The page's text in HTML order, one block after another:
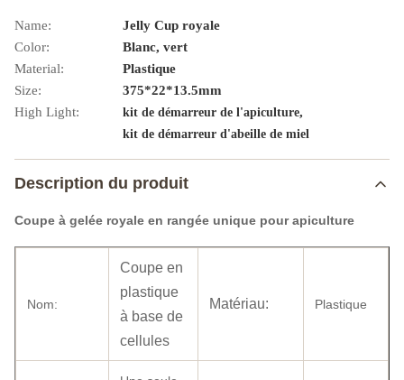
Name:
Jelly Cup royale
Color:
Blanc, vert
Material:
Plastique
Size:
375*22*13.5mm
High Light:
kit de démarreur de l'apiculture,
kit de démarreur d'abeille de miel
Description du produit
Coupe à gelée royale en rangée unique pour apiculture
Nom:
Coupe en
plastique
à base de
cellules
Matériau: Plastique